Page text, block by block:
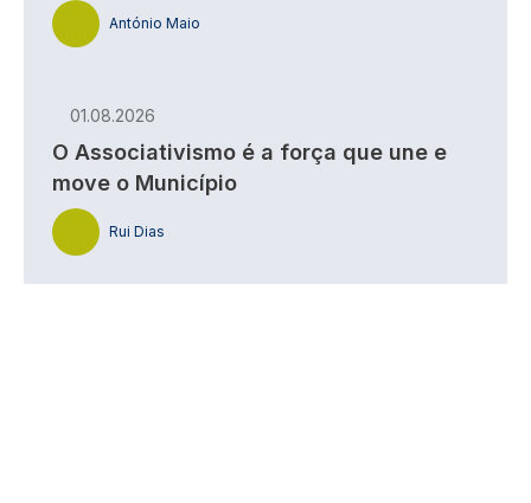
António Maio
01.08.2026
O Associativismo é a força que une e
move o Município
Rui Dias